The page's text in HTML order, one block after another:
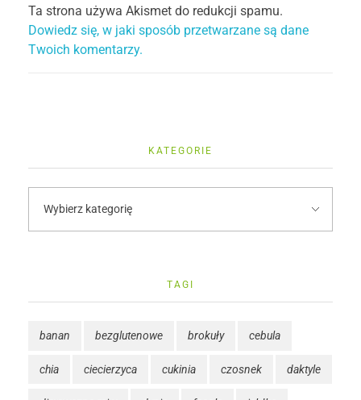
Ta strona używa Akismet do redukcji spamu.
Dowiedz się, w jaki sposób przetwarzane są dane
Twoich komentarzy.
KATEGORIE
TAGI
banan bezglutenowe brokuły cebula
chia ciecierzyca cukinia czosnek daktyle